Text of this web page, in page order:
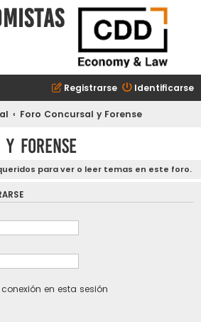
Identificarse
Registrarse
Foro Concursal y Forense
Forense
para ver o leer temas en este foro.
en esta sesión